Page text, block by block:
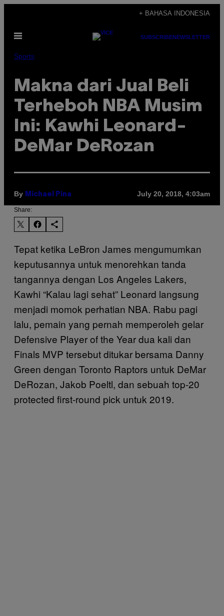
content
+ BAHASA INDONESIA
Open
SUBSCRIBENEWSLETTER
Sports
Makna dari Jual Beli
Terheboh NBA Musim
Ini: Kawhi Leonard-
DeMar DeRozan
By Michael Pina July 20, 2018, 4:03am
Share:
Tepat ketika LeBron James mengumumkan
keputusannya untuk menorehkan tanda
tangannya dengan Los Angeles Lakers,
Kawhi “Kalau lagi sehat” Leonard langsung
menjadi momok perhatian NBA. Rabu pagi
lalu, pemain yang pernah memperoleh gelar
Defensive Player of the Year dua kali dan
Finals MVP tersebut ditukar bersama Danny
Green dengan Toronto Raptors untuk DeMar
DeRozan, Jakob Poeltl, dan sebuah top-20
protected first-round pick untuk 2019.